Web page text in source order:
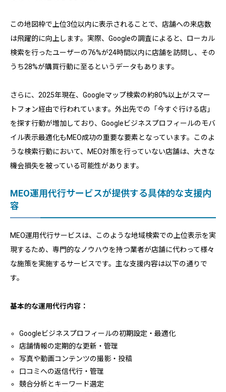
この地図枠で上位3位以内に表示されることで、店舗への来店数
は飛躍的に向上します。実際、Googleの調査によると、ローカル
検索を行ったユーザーの76%が24時間以内に店舗を訪問し、その
うち28%が購買行動に至るというデータもあります。
さらに、2025年現在、Googleマップ検索の約80%以上がスマー
トフォン経由で行われています。外出先での「今すぐ行ける店」
を探す行動が増加しており、Googleビジネスプロフィールのモバ
イル表示最適化もMEO成功の重要な要素となっています。このよ
うな検索行動において、MEO対策を行っていない店舗は、大きな
機会損失を被っている可能性があります。
MEO運用代行サービスが提供する具体的な支援内
容
MEO運用代行サービスは、このような地域検索での上位表示を実
現するため、専門的なノウハウを持つ業者が店舗に代わって様々
な施策を実施するサービスです。主な支援内容は以下の通りで
す。
基本的な運用代行内容：
Googleビジネスプロフィールの初期設定・最適化
店舗情報の定期的な更新・管理
写真や動画コンテンツの撮影・投稿
口コミへの返信代行・管理
競合分析とキーワード選定